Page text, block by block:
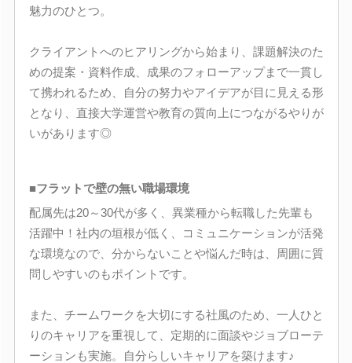
魅力のひとつ。
クライアントへのヒアリングから始まり、課題解決のた
めの提案・資料作成、成果のフォローアップまで一貫し
て携われるため、自分の努力やアイデアが目に見える形
となり、直接大学運営や教育の質向上につながるやりが
いがあります◎
■フラットで壁の無い職場環境
配属先は20～30代が多く、異業種から転職した先輩も
活躍中！社内の垣根が低く、コミュニケーションが活発
な環境なので、分からないことや悩んだ時は、周囲に質
問しやすいのもポイントです。
また、チームワークを大切にする社風のため、一人ひと
りのキャリアを重視して、定期的に面談やジョブローテ
ーションも実施。自分らしいキャリアを築けます♪